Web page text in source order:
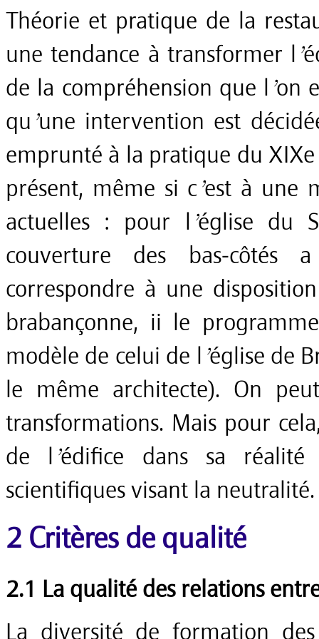
Théorie et pratique de la
une tendance à transformer
de la compréhension que l’on
qu’une intervention est
emprunté à la pratique du
présent, même si c’est à une
actuelles : pour l’église du
couverture des bas-côtés
correspondre à une
brabançonne, ii le
modèle de celui de l’église de
le même architecte). On
transformations. Mais pour
de l’édifice dans sa réalité
scientifiques visant la neutralité.
2 Critères de qualité
2.1 La qualité des relations
La diversité de formation